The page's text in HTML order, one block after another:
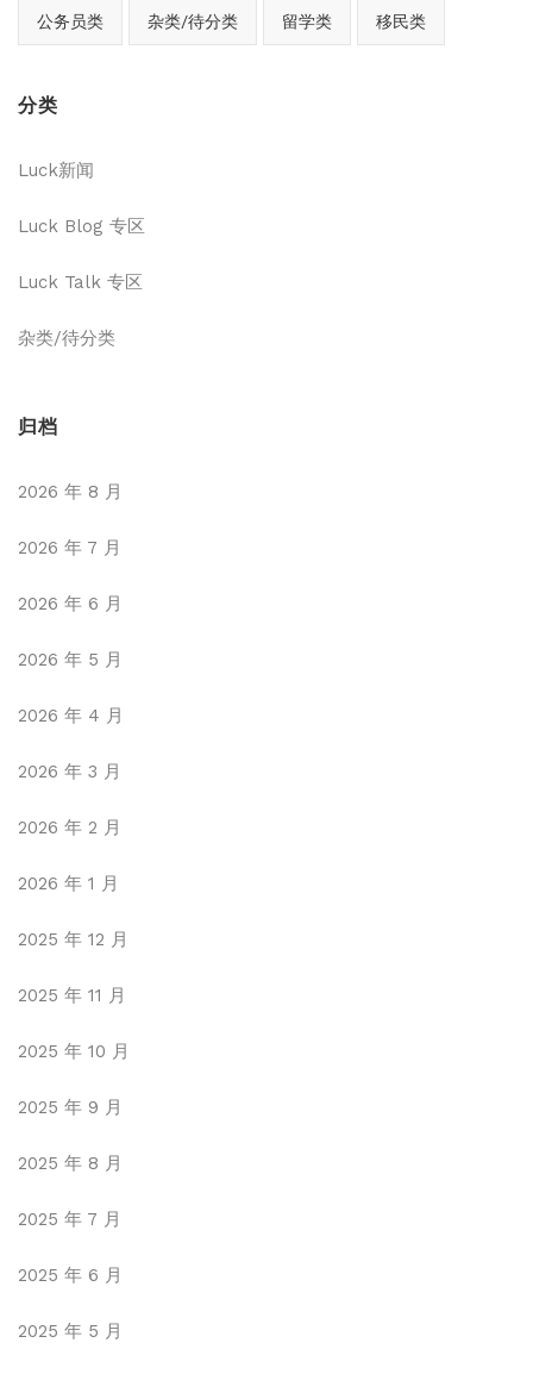
公务员类 杂类/待分类 留学类 移民类
分类
Luck新闻
Luck Blog 专区
Luck Talk 专区
杂类/待分类
归档
2026 年 8 月
2026 年 7 月
2026 年 6 月
2026 年 5 月
2026 年 4 月
2026 年 3 月
2026 年 2 月
2026 年 1 月
2025 年 12 月
2025 年 11 月
2025 年 10 月
2025 年 9 月
2025 年 8 月
2025 年 7 月
2025 年 6 月
2025 年 5 月